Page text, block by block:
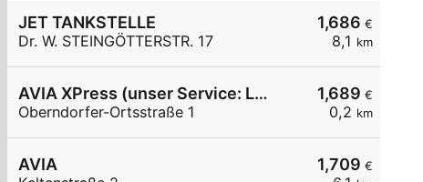
1,686 €
8,1 km
JET TANKSTELLE
Dr. W. STEINGÖTTERSTR. 17
1,689 €
0,2 km
AVIA XPress (unser Service: Luft und Wasser)
Oberndorfer-Ortsstraße 1
1,709 €
AVIA